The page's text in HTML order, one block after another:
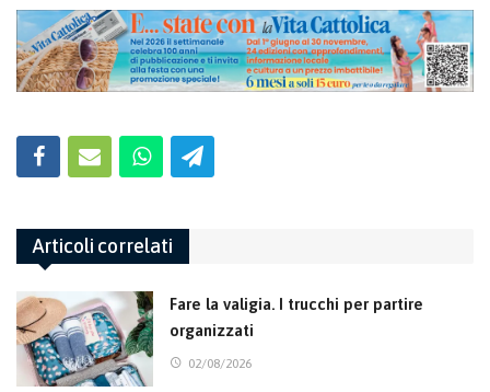
Articoli correlati
Fare la valigia. I trucchi per partire
organizzati
02/08/2026